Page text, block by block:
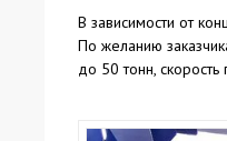
В зависимости от
По желанию
до 50 тонн,